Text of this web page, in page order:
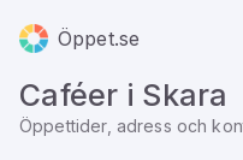
Öppet.se
Caféer i Skara
Öppettider, adress och